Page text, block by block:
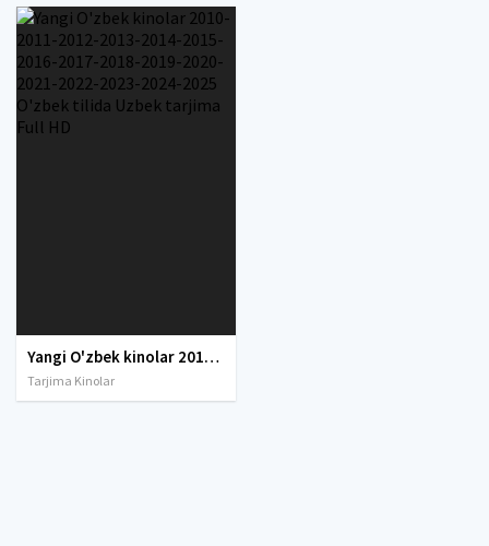
Yangi O'zbek kinolar 2010-2011-2012-2013-2014-2015-2016-2017-2018-2019-2020-2021-2022-2023-2024-2025 O'zbek tilida Uzbek tarjima Full HD
Tarjima Kinolar